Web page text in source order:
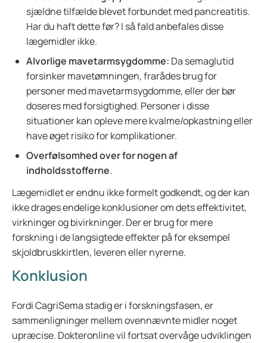
sjældne tilfælde blevet forbundet med pancreatitis.
Har du haft dette før? I så fald anbefales disse
lægemidler ikke.
Alvorlige mavetarmsygdomme: Da semaglutid
forsinker mavetømningen, frarådes brug for
personer med mavetarmsygdomme, eller der bør
doseres med forsigtighed. Personer i disse
situationer kan opleve mere kvalme/opkastning eller
have øget risiko for komplikationer.
Overfølsomhed over for nogen af
indholdsstofferne.
Lægemidlet er endnu ikke formelt godkendt, og der kan
ikke drages endelige konklusioner om dets effektivitet,
virkninger og bivirkninger. Der er brug for mere
forskning i de langsigtede effekter på for eksempel
skjoldbruskkirtlen, leveren eller nyrerne.
Konklusion
Fordi CagriSema stadig er i forskningsfasen, er
sammenligninger mellem ovennævnte midler noget
upræcise. Dokteronline vil fortsat overvåge udviklingen